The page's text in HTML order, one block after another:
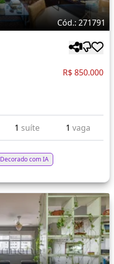
Cód.: 271791
R$ 850.000
1 suíte 1 vaga
Decorado com IA